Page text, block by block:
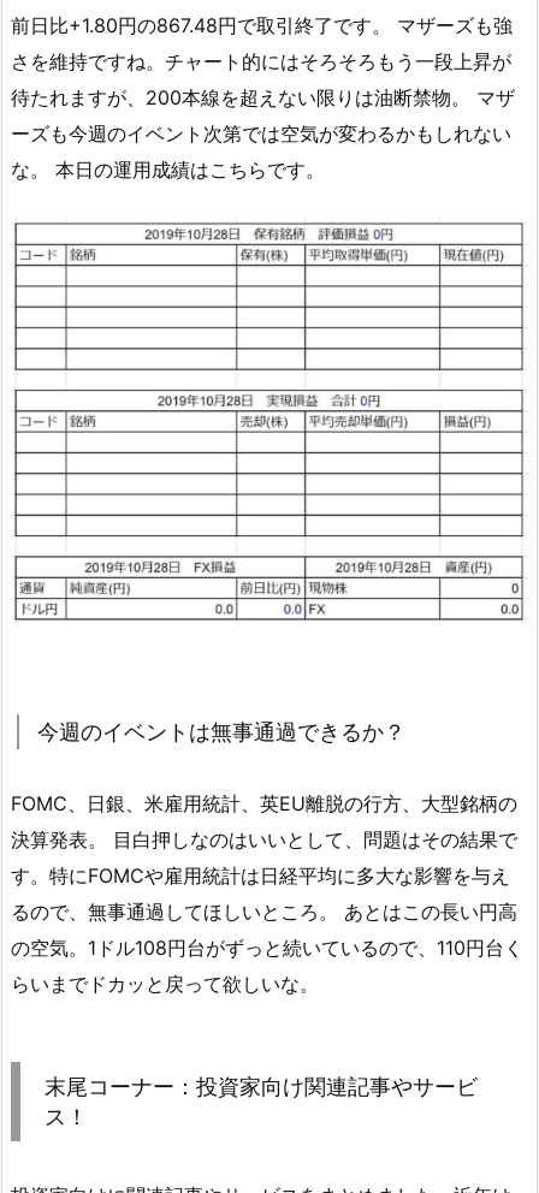
前日比+1.80円の867.48円で取引終了です。 マザーズも強
さを維持ですね。チャート的にはそろそろもう一段上昇が
待たれますが、200本線を超えない限りは油断禁物。 マザ
ーズも今週のイベント次第では空気が変わるかもしれない
な。 本日の運用成績はこちらです。
今週のイベントは無事通過できるか？
FOMC、日銀、米雇用統計、英EU離脱の行方、大型銘柄の
決算発表。 目白押しなのはいいとして、問題はその結果で
す。特にFOMCや雇用統計は日経平均に多大な影響を与え
るので、無事通過してほしいところ。 あとはこの長い円高
の空気。1ドル108円台がずっと続いているので、110円台く
らいまでドカッと戻って欲しいな。
末尾コーナー：投資家向け関連記事やサービ
ス！